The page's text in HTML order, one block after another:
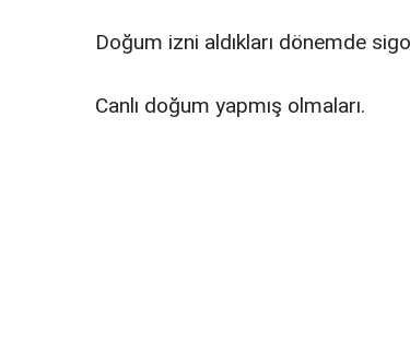
Doğum izni aldıkları dönemde
Canlı doğum yapmış olmaları.